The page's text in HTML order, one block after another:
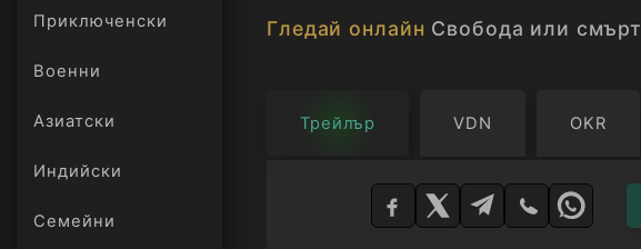
Приключенски
Военни
Азиатски
Индийски
Семейни
Гледай онлайн Свобода или смърт
Трейлър VDN OKR